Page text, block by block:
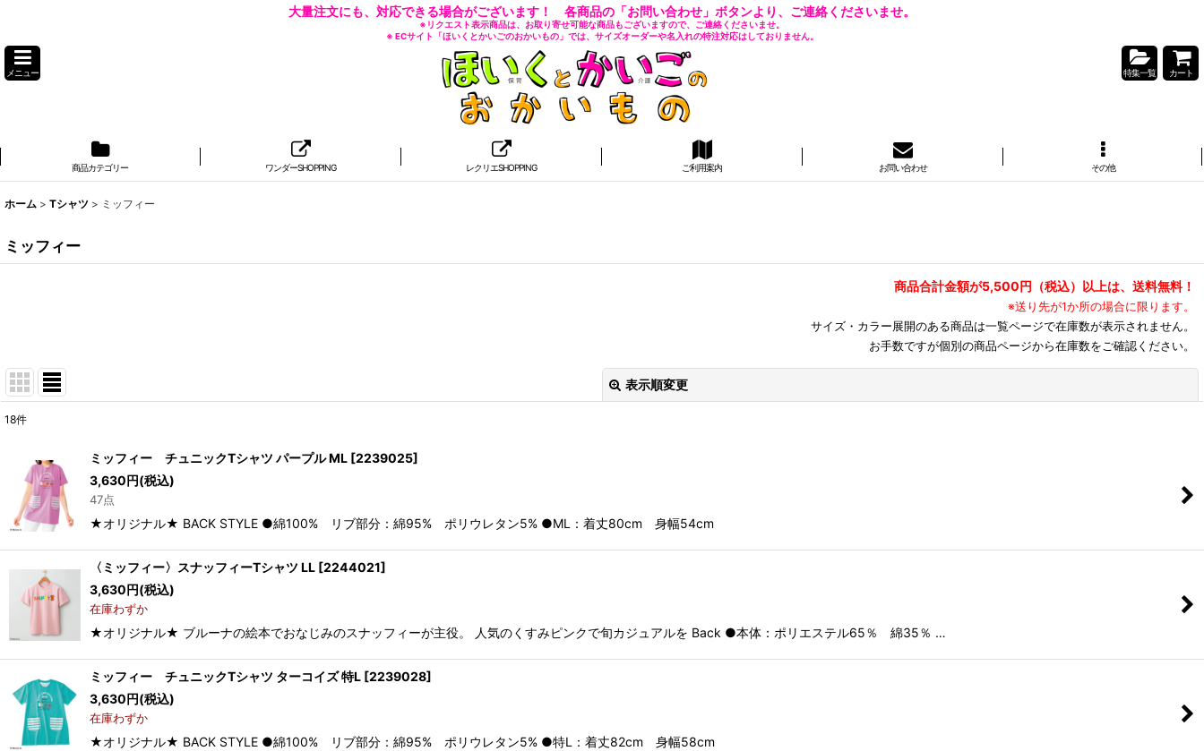
大量注文にも、対応できる場合がございます！ 各商品の「お問い合わせ」ボタンより、ご連絡くださいませ。
※リクエスト表示商品は、お取り寄せ可能な商品もございますので、ご連絡くださいませ。
※ ECサイト「ほいくとかいごのおかいもの」では、サイズオーダーや名入れの特注対応はしておりません。
メニュー 特集一覧 カート
商品カテゴリー ワンダーSHOPPING レクリエSHOPPING ご利用案内 お問い合わせ その他
ホーム > Tシャツ > ミッフィー
ミッフィー
商品合計金額が5,500円（税込）以上は、送料無料！
※送り先が1か所の場合に限ります。
サイズ・カラー展開のある商品は一覧ページで在庫数が表示されません。
お手数ですが個別の商品ページから在庫数をご確認ください。
表示順変更
並び順
絞り込む
18件
ミッフィー チュニックTシャツ パープル ML [2239025]
3,630円(税込)
47点
★オリジナル★ BACK STYLE ●綿100% リブ部分：綿95% ポリウレタン5% ●ML：着丈80cm 身幅54cm
〈ミッフィー〉スナッフィーTシャツ LL [2244021]
3,630円(税込)
在庫わずか
★オリジナル★ ブルーナの絵本でおなじみのスナッフィーが主役。 人気のくすみピンクで旬カジュアルを Back ●本体：ポリエステル65％ 綿35％ …
ミッフィー チュニックTシャツ ターコイズ 特L [2239028]
3,630円(税込)
在庫わずか
★オリジナル★ BACK STYLE ●綿100% リブ部分：綿95% ポリウレタン5% ●特L：着丈82cm 身幅58cm